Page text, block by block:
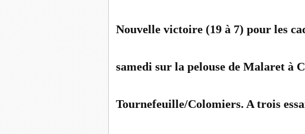
Nouvelle victoire (19 à 7) pour les
samedi sur la pelouse de Malaret à
Tournefeuille/Colomiers. A trois